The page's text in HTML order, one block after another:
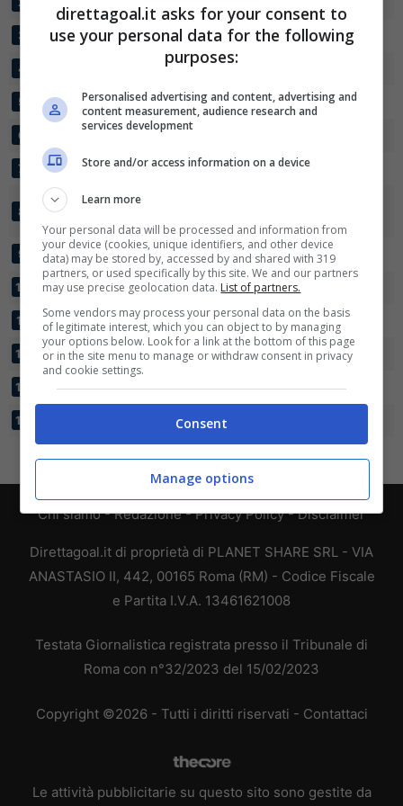
3 BRATTVAAG 14 26:15 +11
4
5 BJARG 14 25:20 +5
6 NOTODDEN
7 TRAEFF 14 27:23 +4
8
SOTRA
9 PORS 14 16:18 -2
10 ARENDAL FOTBALL 14 18:23
11 SANDVIKEN 14 21:32 -11
12 LYSEKLOSTER 14 17:28 -11
13 VIDAR 14 13:37 -24
14 14
Chi siamo-Redazione-Privacy Policy-Disclaimer
Direttagoal.it di proprietà di PLANET SHARE SRL - VIA
ANASTASIO II, 442, 00165 Roma (RM) - Codice Fiscale
e Partita I.V.A. 13461621008
Testata Giornalistica registrata presso il Tribunale di
Roma con n°32/2023 del 15/02/2023
Copyright ©2026 - Tutti i diritti riservati - Contattaci
Le attività pubblicitarie su questo sito sono gestite da
✕
Scarica DirettaGoal!
Scarica su Google Play
direttagoal.it asks for your consent to
use your personal data for the following
purposes:
Personalised advertising and content, advertising and
content measurement, audience research and
services development
Store and/or access information on a device
Learn more
Your personal data will be processed and information from
your device (cookies, unique identifiers, and other device
data) may be stored by, accessed by and shared with 319
partners, or used specifically by this site. We and our partners
may use precise geolocation data. List of partners.
Some vendors may process your personal data on the basis
of legitimate interest, which you can object to by managing
your options below. Look for a link at the bottom of this page
or in the site menu to manage or withdraw consent in privacy
and cookie settings.
Consent
Manage options